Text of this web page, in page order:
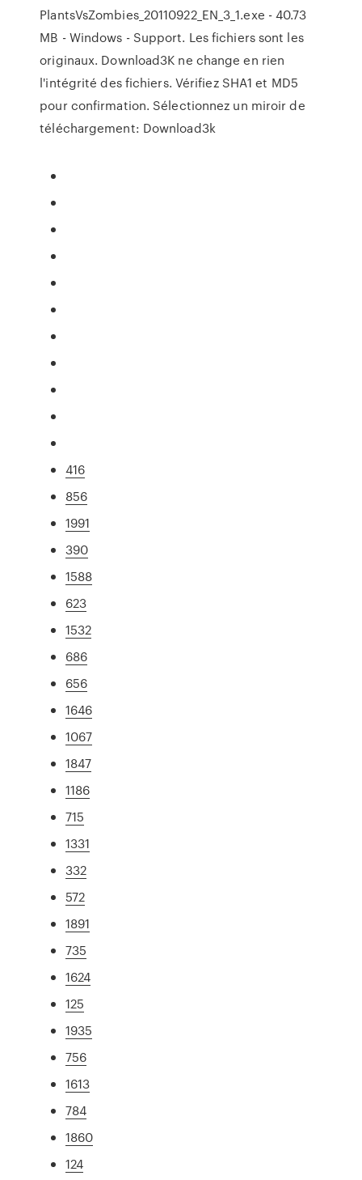
PlantsVsZombies_20110922_EN_3_1.exe - 40.73
MB - Windows - Support. Les fichiers sont les
originaux. Download3K ne change en rien
l'intégrité des fichiers. Vérifiez SHA1 et MD5
pour confirmation. Sélectionnez un miroir de
téléchargement: Download3k
416
856
1991
390
1588
623
1532
686
656
1646
1067
1847
1186
715
1331
332
572
1891
735
1624
125
1935
756
1613
784
1860
124